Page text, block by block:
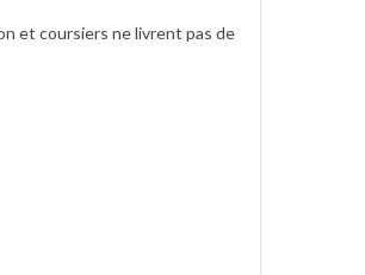
et coursiers ne livrent pas de